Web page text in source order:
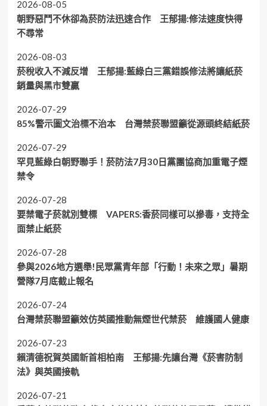
2026-08-05
朝野惡鬥不休卻為菸防法迅速合作 王郁揚:修法速度快得
不尋常
2026-08-03
菸稅收入不減反增 王郁揚:藍綠白三黨錯誤修法將讓紙菸
銷量與黑市雙贏
2026-07-29
85%警示圖文治標不治本 台灣禁菸聯盟籲從源頭終結紙菸
2026-07-29
罕見藍綠白朝野聯手！菸防法7月30日黨團協商加重電子煙
禁令
2026-07-28
要禁電子菸就別雙標 VAPERS:香菸同樣可以摻毒，支持全
面禁止紙菸
2026-07-28
參與2026地方選舉!民眾黨青年部「行動！未來之眾」暑期
營隊7月底截止報名
2026-07-24
台灣禁菸聯盟籲效仿英國推動無煙世代禁菸 維護國人健康
2026-07-23
賴清德祝賀英國新首相柏南 王郁揚:先讓台灣《菸害防制
法》與英國接軌
2026-07-21